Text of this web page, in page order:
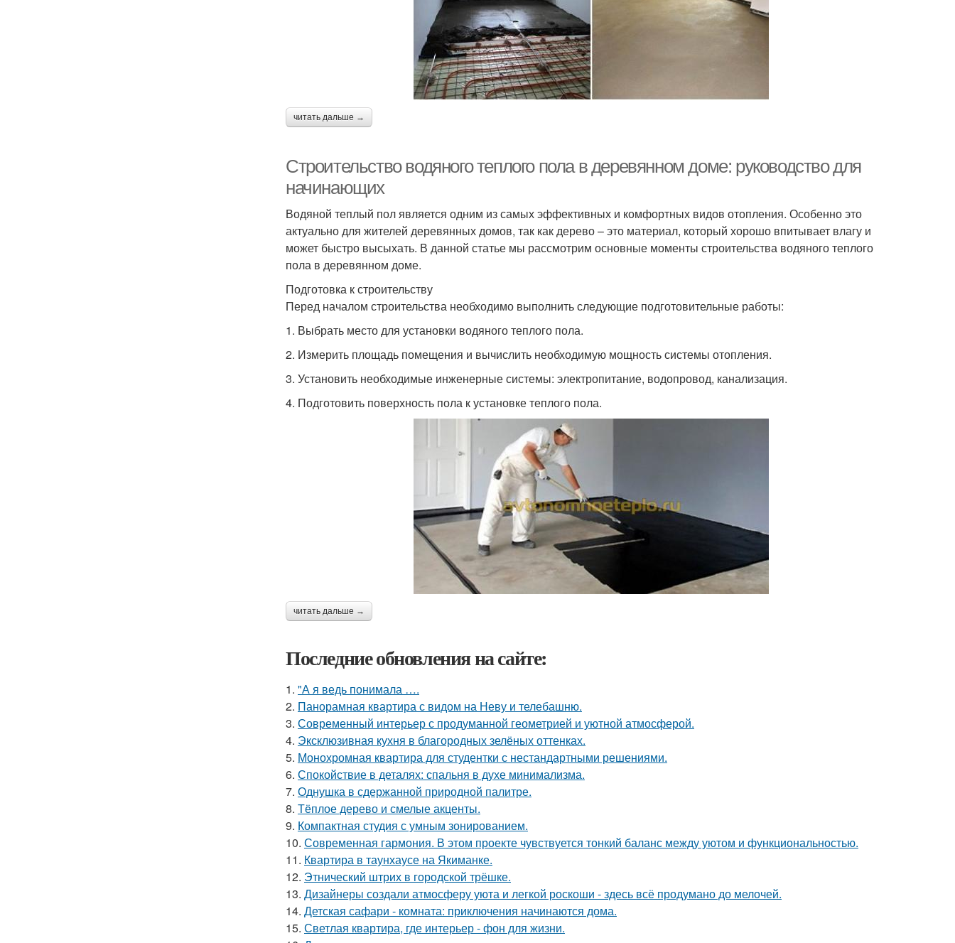
читать дальше →
Строительство водяного теплого пола в деревянном доме: руководство для
начинающих
Водяной теплый пол является одним из самых эффективных и комфортных видов отопления. Особенно это
актуально для жителей деревянных домов, так как дерево – это материал, который хорошо впитывает влагу и
может быстро высыхать. В данной статье мы рассмотрим основные моменты строительства водяного теплого
пола в деревянном доме.
Подготовка к строительству
Перед началом строительства необходимо выполнить следующие подготовительные работы:
1. Выбрать место для установки водяного теплого пола.
2. Измерить площадь помещения и вычислить необходимую мощность системы отопления.
3. Установить необходимые инженерные системы: электропитание, водопровод, канализация.
4. Подготовить поверхность пола к установке теплого пола.
читать дальше →
Последние обновления на сайте:
1. "А я ведь понимала ….
2. Панорамная квартира с видом на Неву и телебашню.
3. Современный интерьер с продуманной геометрией и уютной атмосферой.
4. Эксклюзивная кухня в благородных зелёных оттенках.
5. Монохромная квартира для студентки с нестандартными решениями.
6. Спокойствие в деталях: спальня в духе минимализма.
7. Однушка в сдержанной природной палитре.
8. Тёплое дерево и смелые акценты.
9. Компактная студия с умным зонированием.
10. Современная гармония. В этом проекте чувствуется тонкий баланс между уютом и функциональностью.
11. Квартира в таунхаусе на Якиманке.
12. Этнический штрих в городской трёшке.
13. Дизайнеры создали атмосферу уюта и легкой роскоши - здесь всё продумано до мелочей.
14. Детская сафари - комната: приключения начинаются дома.
15. Светлая квартира, где интерьер - фон для жизни.